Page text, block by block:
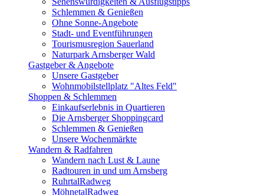
Schlemmen & Genießen
Ohne Sonne-Angebote
Stadt- und Eventführungen
Tourismusregion Sauerland
Naturpark Arnsberger Wald
Gastgeber & Angebote
Unsere Gastgeber
Wohnmobilstellplatz "Altes Feld"
Shoppen & Schlemmen
Einkaufserlebnis in Quartieren
Die Arnsberger Shoppingcard
Schlemmen & Genießen
Unsere Wochenmärkte
Wandern & Radfahren
Wandern nach Lust & Laune
Radtouren in und um Arnsberg
RuhrtalRadweg
MöhnetalRadweg